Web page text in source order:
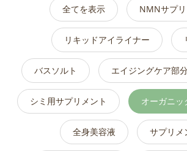
全てを表示 NMNサプ
リキッドアイライナー
バスソルト エイジングケア部
シミ用サプリメント オーガニ
全身美容液 サプリメ